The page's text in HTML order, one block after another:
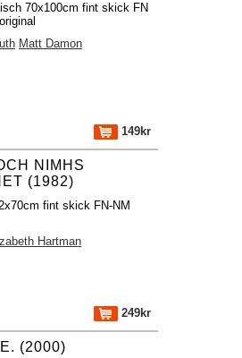
70x100cm fint skick FN
Matt Damon
149kr
NIMHS
(1982)
fint skick FN-NM
Hartman
249kr
(2000)